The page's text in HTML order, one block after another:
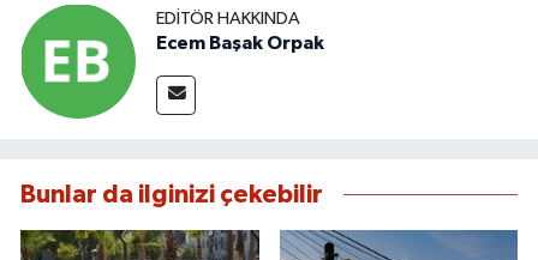
EDITÖR HAKKINDA
Ecem Başak Orpak
Bunlar da ilginizi çekebilir